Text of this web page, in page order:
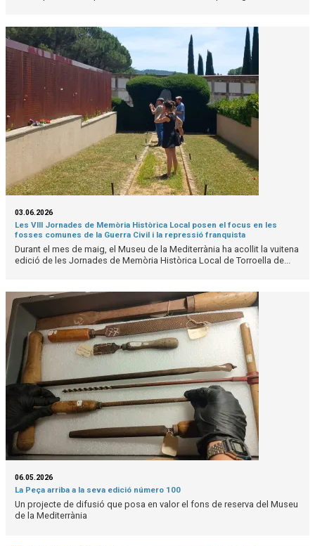
03.06.2026
Les VIII Jornades de Memòria Històrica Local posen el focus en les
fosses comunes de la Guerra Civil i la repressió franquista
Durant el mes de maig, el Museu de la Mediterrània ha acollit la vuitena
edició de les Jornades de Memòria Històrica Local de Torroella de...
06.05.2026
La Peça arriba a la seva edició número 100
Un projecte de difusió que posa en valor el fons de reserva del Museu
de la Mediterrània